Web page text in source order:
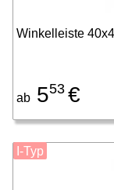
Winkelleiste
ab 553 €
I-Typ